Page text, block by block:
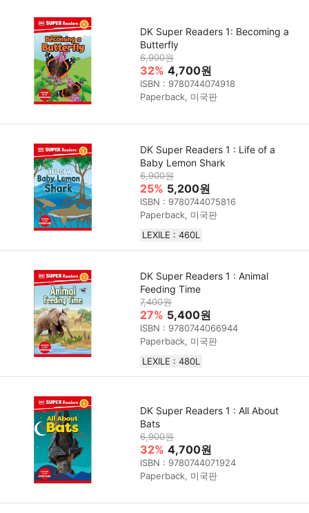
DK Super Readers 1: Becoming a
Butterfly
6,900원
32% 4,700원
ISBN : 9780744074918
Paperback, 미국판
DK Super Readers 1 : Life of a
Baby Lemon Shark
6,900원
25% 5,200원
ISBN : 9780744075816
Paperback, 미국판
LEXILE : 460L
DK Super Readers 1 : Animal
Feeding Time
7,400원
27% 5,400원
ISBN : 9780744066944
Paperback, 미국판
LEXILE : 480L
DK Super Readers 1 : All About
Bats
6,900원
32% 4,700원
ISBN : 9780744071924
Paperback, 미국판